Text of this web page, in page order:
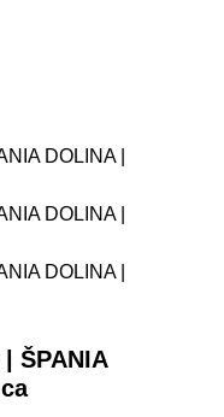
ŠPANIA